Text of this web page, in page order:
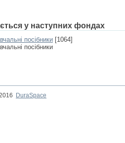
у наступних фондах
посібники [1064]
посібники
DuraSpace